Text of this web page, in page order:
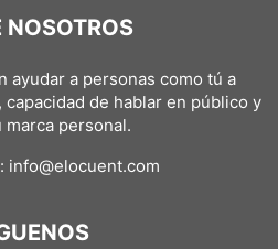
NOSOTROS
ayudar a personas como tú a
de hablar en público y
marca personal.
info@elocuent.com